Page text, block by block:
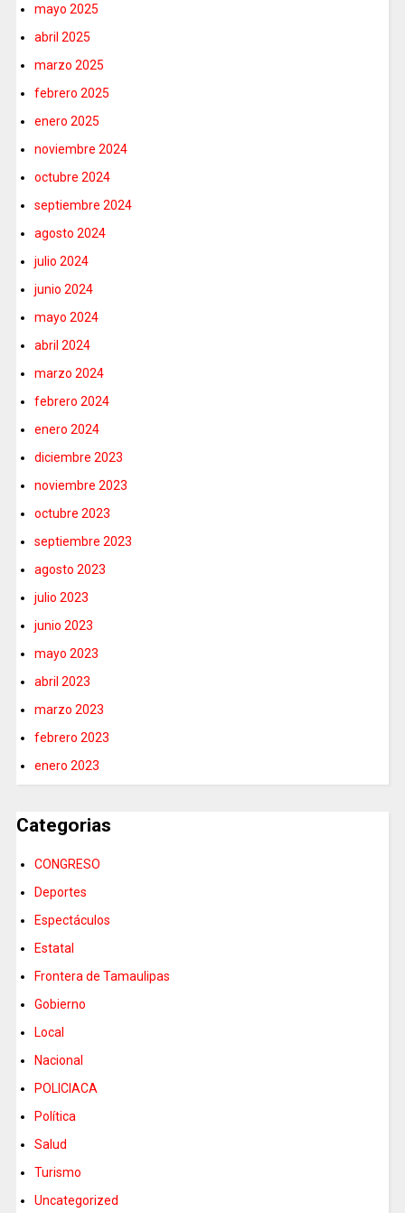
mayo 2025
abril 2025
marzo 2025
febrero 2025
enero 2025
noviembre 2024
octubre 2024
septiembre 2024
agosto 2024
julio 2024
junio 2024
mayo 2024
abril 2024
marzo 2024
febrero 2024
enero 2024
diciembre 2023
noviembre 2023
octubre 2023
septiembre 2023
agosto 2023
julio 2023
junio 2023
mayo 2023
abril 2023
marzo 2023
febrero 2023
enero 2023
Categorias
CONGRESO
Deportes
Espectáculos
Estatal
Frontera de Tamaulipas
Gobierno
Local
Nacional
POLICIACA
Política
Salud
Turismo
Uncategorized